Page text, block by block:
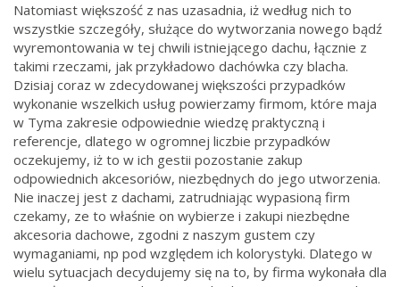
o
n
Natomiast większość z nas uzasadnia, iż według nich to
wszystkie szczegóły, służące do wytworzania nowego bądź
wyremontowania w tej chwili istniejącego dachu, łącznie z
takimi rzeczami, jak przykładowo dachówka czy blacha.
Dzisiaj coraz w zdecydowanej większości przypadków
wykonanie wszelkich usług powierzamy firmom, które maja
w Tyma zakresie odpowiednie wiedzę praktyczną i
referencje, dlatego w ogromnej liczbie przypadków
oczekujemy, iż to w ich gestii pozostanie zakup
odpowiednich akcesoriów, niezbędnych do jego utworzenia.
Nie inaczej jest z dachami, zatrudniając wypasioną firm
czekamy, ze to właśnie on wybierze i zakupi niezbędne
akcesoria dachowe, zgodni z naszym gustem czy
wymaganiami, np pod względem ich kolorystyki. Dlatego w
wielu sytuacjach decydujemy się na to, by firma wykonała dla